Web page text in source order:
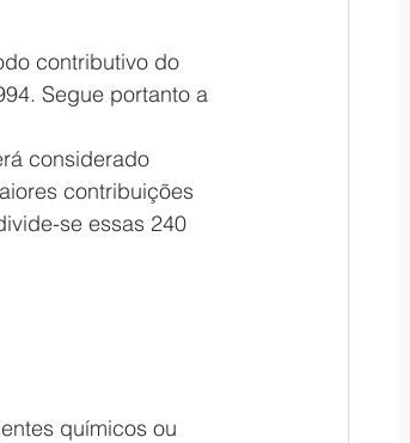
contributivo do
Segue portanto a
considerado
contribuições
se essas 240
químicos ou